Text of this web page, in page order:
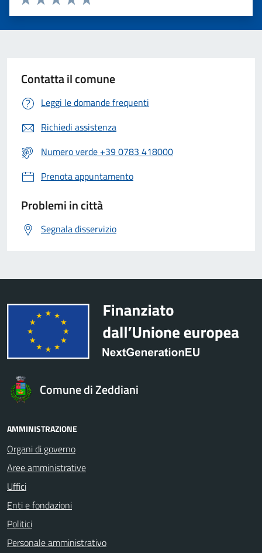
Valuta 5 stelle su 5
Valuta 4 stelle su 5
Valuta 3 stelle su 5
Valuta 2 stelle su 5
Valuta 1 stelle su 5
Contatta il comune
Leggi le domande frequenti
Richiedi assistenza
Numero verde +39 0783 418000
Prenota appuntamento
Problemi in città
Segnala disservizio
Comune di Zeddiani
AMMINISTRAZIONE
Organi di governo
Aree amministrative
Uffici
Enti e fondazioni
Politici
Personale amministrativo